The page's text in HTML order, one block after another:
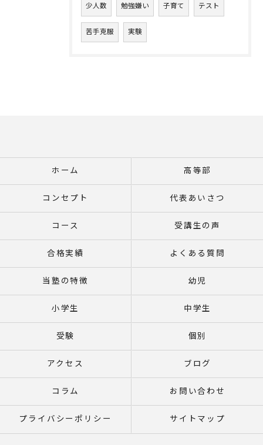
少人数 勉強嫌い 子育て テスト
苦手克服 実験
ホーム 高等部
コンセプト 代表あいさつ
コース 受講生の声
合格実績 よくある質問
当塾の特徴 幼児
小学生 中学生
受験 個別
アクセス ブログ
コラム お問い合わせ
プライバシーポリシー サイトマップ